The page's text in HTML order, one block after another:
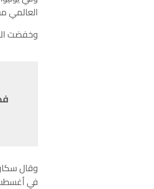
العالمي
وخفضت
في